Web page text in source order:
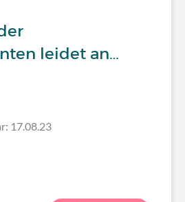
leidet an…
17.08.23